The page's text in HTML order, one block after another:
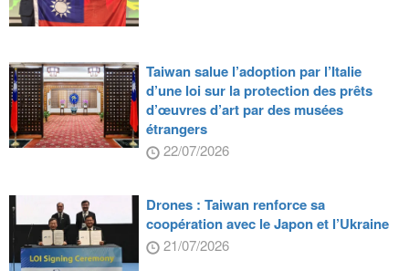
Taiwan salue l’adoption par l’Italie
d’une loi sur la protection des prêts
d’œuvres d’art par des musées
étrangers
22/07/2026
Drones : Taiwan renforce sa
coopération avec le Japon et l’Ukraine
21/07/2026